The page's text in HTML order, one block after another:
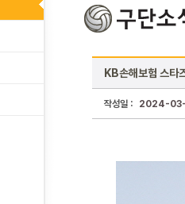
KB손해보험 스타
작성일 : 2024-